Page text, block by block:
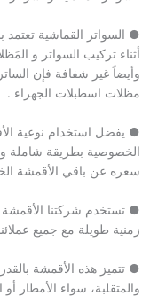
● السواتر القماشية
أثناء تركيب السواتر و
وأيضاً غير شفافة فإن
مظلات اسطبلات الجهراء .
● يفضل استخدام نوعية
الخصوصية بطريقة شاملة
سعره عن باقي الأقمشة
● تستخدم شركتنا الأقمشة
زمنية طويلة مع جميع
● تتميز هذه الأقمشة
والمتقلبة، سواء الأمطار